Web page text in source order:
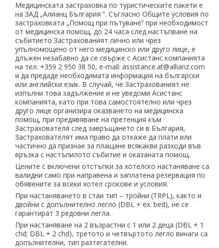
Медицинската застраховка по туристическите пакети е
на ЗАД „Алианц България ”. Съгласно Общите условия по
застраховката „Помощ при пътуване” при необходимост
от медицинска помощ, до 24 часа след настъпване на
събитието Застрахованият лично или чрез
упълномощено от него медицинско или друго лице, е
длъжен незабавно да се свърже с Асистанс компанията
на тел. +359 2 950 38 50, е-mail: assistance.at@allianz.com
и да предаде необходимата информация на български
или английски език. В случай, че Застрахованият не
изпълни това задължение и не уведоми Асистанс
компанията, като при това самостоятелно или чрез
друго лице организира оказването на медицинска
помощ, при предявяване на претенция към
Застрахователя след завръщането си в България,
Застрахователят има право да откаже да плати или
частично да признае за плащане всякакви разходи във
връзка с настъпилото събитие и оказаната помощ.
Цените с включени отстъпки за хотелско настаняване са
валидни само при направена и заплатена резервация по
обявените за всеки хотел срокове и условия.
При настаняването в стаи тип – тройни (TRPL), както и
двойни с допълнително легло (DBL + ex. bed), не се
гарантират 3 редовни легла.
При настаняване на 2 възрастни с 1 или 2 деца (DBL + 1
chd; DBL + 2 chd), третото и четвъртото легло винаги са
допълнителни, тип разтегателни.